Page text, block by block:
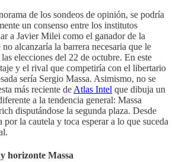
de los sondeos de opinión, se podría
un consenso entre los institutos
a Javier Milei como el ganador de la
alcanzaría la barrera necesaria que le
elecciones del 22 de octubre. En este
y el rival que competiría con el libertario
sería Sergio Massa. Asimismo, no se
más reciente de Atlas Intel que dibuja un
a la tendencia general: Massa
disputándose la segunda plaza. Desde
por la cautela y toca esperar a lo que suceda
horizonte Massa